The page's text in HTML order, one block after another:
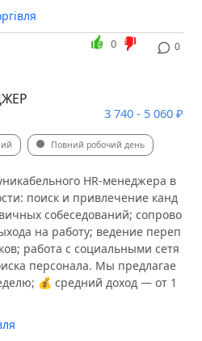
0
0
3 740 - 5 060 ₽
Повний робочий день
HR-менеджера в
поиск и привлечение канд
собеседований; сопрово
на работу; ведение переп
работа с социальными сетя
персонала. Мы предлагае
💰 средний доход — от 1